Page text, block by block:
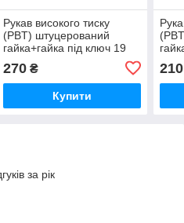
Рукав високого тиску
(РВT) штуцерований
гайка+гайка під ключ 19
2SN DN8 М16х1,5 L=1,0 m
DKM
270₴
Купити
DKM
210
за рік